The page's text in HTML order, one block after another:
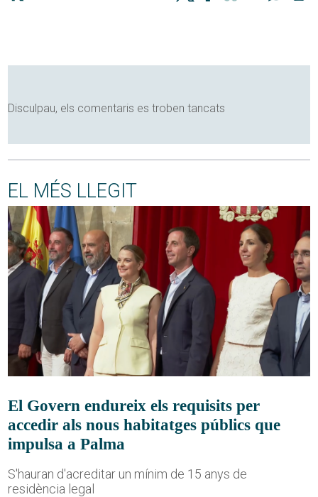
Disculpau, els comentaris es troben tancats
EL MÉS LLEGIT
El Govern endureix els requisits per
accedir als nous habitatges públics que
impulsa a Palma
S'hauran d'acreditar un mínim de 15 anys de
residència legal